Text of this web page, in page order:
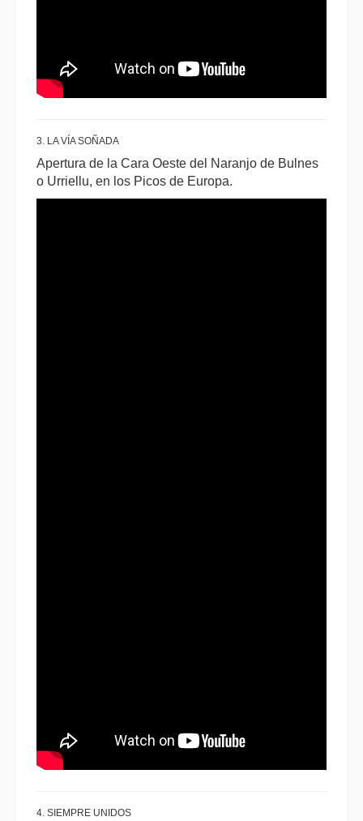
3. LA VÍA SOÑADA
Apertura de la Cara Oeste del Naranjo de Bulnes
o Urriellu, en los Picos de Europa.
4. SIEMPRE UNIDOS